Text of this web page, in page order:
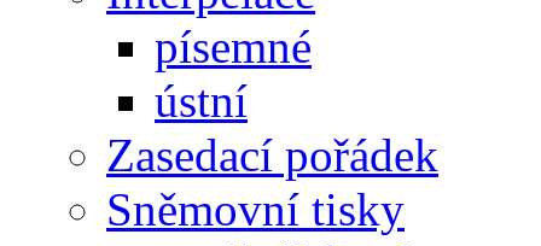
písemné
ústní
Zasedací pořádek
Sněmovní tisky